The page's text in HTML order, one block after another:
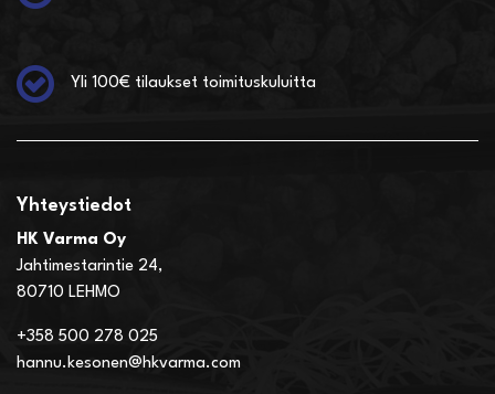
Yli 100€ tilaukset toimituskuluitta
Yhteystiedot
HK Varma Oy
Jahtimestarintie 24,
80710 LEHMO
+358 500 278 025
hannu.kesonen@hkvarma.com